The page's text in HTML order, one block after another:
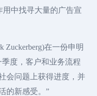
用中找寻大量的广告宣
Zuckerberg)在一份申明
度，客户和业务流程
会问题上获得进度，并
的新感受。”